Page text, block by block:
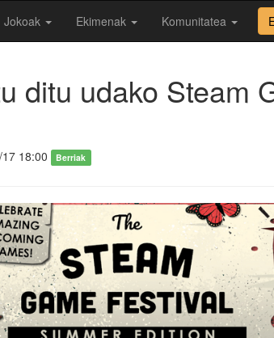
Jokoak Ekimenak Komunitatea
ditu udako Steam
18:00 Berriak